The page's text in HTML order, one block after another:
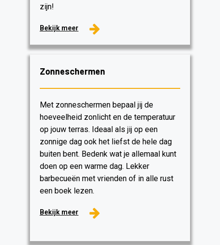
zijn!
Bekijk meer
Zonneschermen
Met zonneschermen bepaal jij de
hoeveelheid zonlicht en de temperatuur
op jouw terras. Ideaal als jij op een
zonnige dag ook het liefst de hele dag
buiten bent. Bedenk wat je allemaal kunt
doen op een warme dag. Lekker
barbecueën met vrienden of in alle rust
een boek lezen.
Bekijk meer